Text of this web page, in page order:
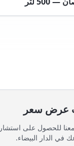
عرض سعر
للحصول على
في الدار البيضاء.